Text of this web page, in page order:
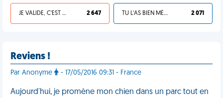
JE VALIDE, C'EST UNE VDM 2 647 TU L'AS BIEN MÉRITÉ 2 071
Reviens !
Par Anonyme - 17/05/2016 09:31 - France
Aujourd'hui, je promène mon chien dans un parc tout en